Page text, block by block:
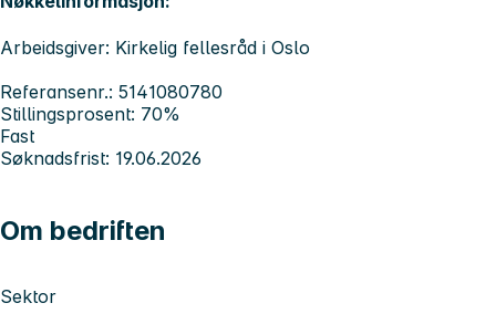
Arbeidsgiver: Kirkelig fellesråd i Oslo
Referansenr.: 5141080780
Stillingsprosent: 70%
Fast
Søknadsfrist: 19.06.2026
Om bedriften
Sektor